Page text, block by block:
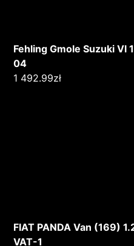
Fehling Gmole Suzuki
04
1 492.99zł
FIAT PANDA Van (169)
VAT-1